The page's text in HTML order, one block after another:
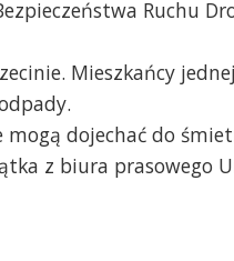
Ruchu
Mieszkańcy
mogą dojechać do
z biura prasowego